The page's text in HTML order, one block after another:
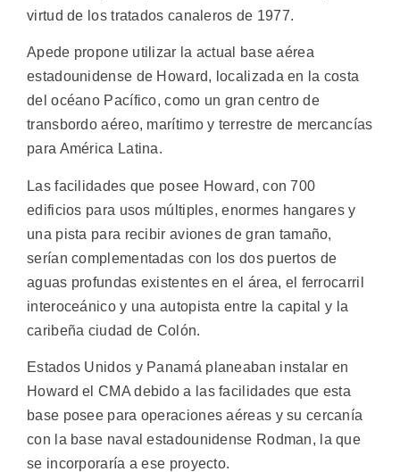
virtud de los tratados canaleros de 1977.
Apede propone utilizar la actual base aérea
estadounidense de Howard, localizada en la costa
del océano Pacífico, como un gran centro de
transbordo aéreo, marítimo y terrestre de mercancías
para América Latina.
Las facilidades que posee Howard, con 700
edificios para usos múltiples, enormes hangares y
una pista para recibir aviones de gran tamaño,
serían complementadas con los dos puertos de
aguas profundas existentes en el área, el ferrocarril
interoceánico y una autopista entre la capital y la
caribeña ciudad de Colón.
Estados Unidos y Panamá planeaban instalar en
Howard el CMA debido a las facilidades que esta
base posee para operaciones aéreas y su cercanía
con la base naval estadounidense Rodman, la que
se incorporaría a ese proyecto.